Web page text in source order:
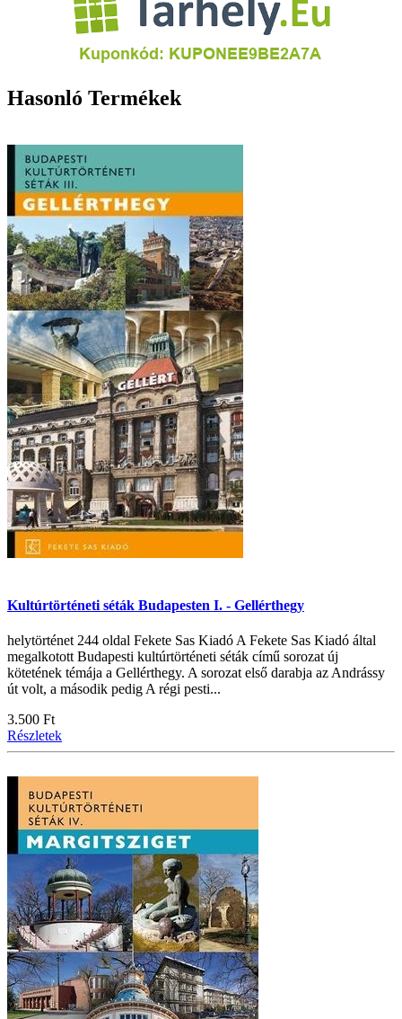
Hasonló Termékek
Kultúrtörténeti séták Budapesten I. - Gellérthegy
helytörténet 244 oldal Fekete Sas Kiadó A Fekete Sas Kiadó által
megalkotott Budapesti kultúrtörténeti séták című sorozat új
kötetének témája a Gellérthegy. A sorozat első darabja az Andrássy
út volt, a második pedig A régi pesti...
3.500 Ft
Részletek